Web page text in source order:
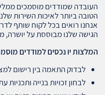
העובדה שמודדים מוסמכים
הטובה ביותר לאיכות השירות
אנחנו רואים בכל לקוח שותף
הגישה שלנו מבוססת על יושרה,
המלצות יו נכסים למודדים
לבדוק התאמה בין רישום
לבחון זכויות בנייה ותכניות